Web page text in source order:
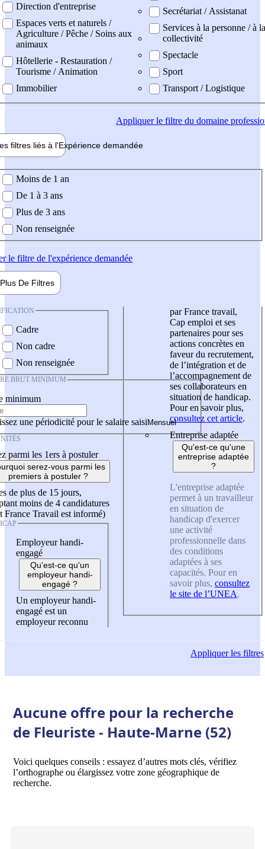
Direction d'entreprise
Espaces verts et naturels /
Agriculture / Pêche / Soins aux
animaux
Hôtellerie - Restauration /
Tourisme / Animation
Immobilier
Secrétariat / Assistanat
Services à la personne / à la
collectivité
Spectacle
Sport
Transport / Logistique
Appliquerle filtre du domaine
filtres liés à l'Expérience demandée
demandée
Moins de 1 an
De 1 à 3 ans
Plus de 3 ans
Non renseignée
le filtre de l'expérience demandée
Plus De Filtres
Cadre
Non cadre
Non renseignée
BRUT MINIMUM
minimum
une périodicité pour le salaire saisi
parmi les 1ers à postuler
serez-vous parmi les
premiers à postuler ?
de plus de 15 jours,
moins de 4 candidatures
France Travail est informé)
Employeur handi-
engagé
Qu'est-ce qu'un
employeur handi-
engagé ?
Un employeur handi-
engagé est un
employeur reconnu
par France travail,
Cap emploi et ses
partenaires pour ses
actions concrètes en
faveur du recrutement,
de l’intégration et de
l’accompagnement de
ses collaborateurs en
situation de handicap.
Pour en savoir plus,
consultez cet article.
Entreprise adaptée
Qu'est-ce qu'une
entreprise adaptée
?
L'entreprise adaptée
permet à un travailleur
en situation de
handicap d'exercer
une activité
professionnelle dans
des conditions
adaptées à ses
capacités. Pour en
savoir plus, consultez
le site de l’UNEA.
Appliquerles filtres
Aucune offre pour la recherche
de Fleuriste - Haute-Marne (52)
Voici quelques conseils : essayez d’autres mots clés, vérifiez
l’orthographe ou élargissez votre zone géographique de
recherche.